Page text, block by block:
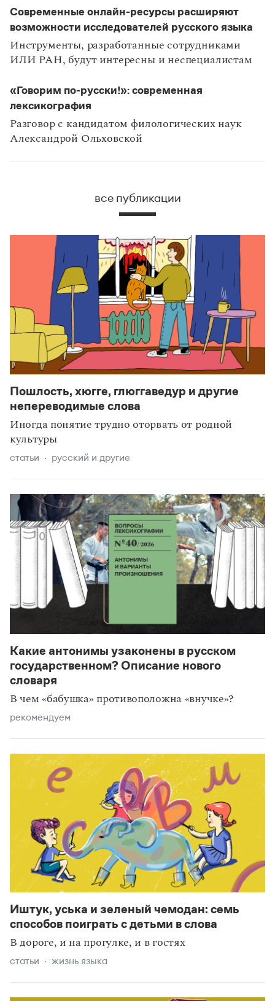
Современные онлайн-ресурсы расширяют
возможности исследователей русского языка
Инструменты, разработанные сотрудниками
ИЛИ РАН, будут интересны и неспециалистам
«Говорим по-русски!»: современная
лексикография
Разговор с кандидатом филологических наук
Александрой Ольховской
все публикации
Пошлость, хюгге, глюггаведур и другие
непереводимые слова
Иногда понятие трудно оторвать от родной
культуры
статьи русский и другие
Какие антонимы узаконены в русском
государственном? Описание нового
словаря
В чем «бабушка» противоположна «внучке»?
рекомендуем
Иштук, уська и зеленый чемодан: семь
способов поиграть с детьми в слова
В дороге, и на прогулке, и в гостях
статьи жизнь языка